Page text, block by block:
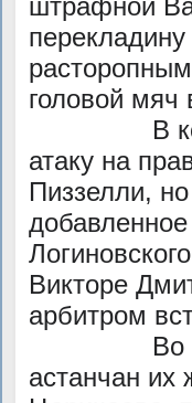
штрафной
головой мяч
В
атаку на
Пиззелли,
Викторе
арбитром
Во
астанчан их